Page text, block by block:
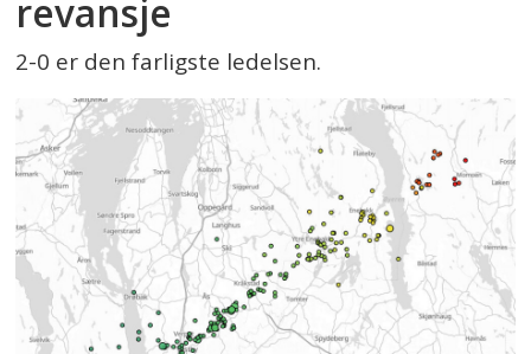
revansje
2-0 er den farligste ledelsen.